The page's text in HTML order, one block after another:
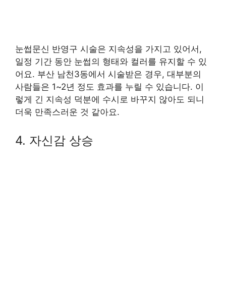
눈썹문신 반영구 시술은 지속성을 가지고 있어서,
일정 기간 동안 눈썹의 형태와 컬러를 유지할 수 있
어요. 부산 남천3동에서 시술받은 경우, 대부분의
사람들은 1~2년 정도 효과를 누릴 수 있습니다. 이
렇게 긴 지속성 덕분에 수시로 바꾸지 않아도 되니
더욱 만족스러운 것 같아요.
4. 자신감 상승